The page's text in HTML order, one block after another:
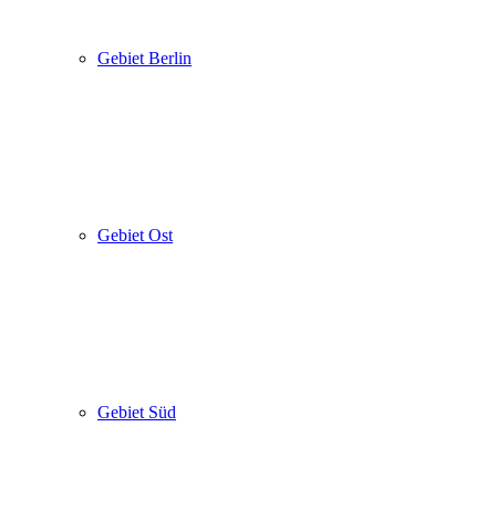
Gebiet Berlin
Gebiet Ost
Gebiet Süd